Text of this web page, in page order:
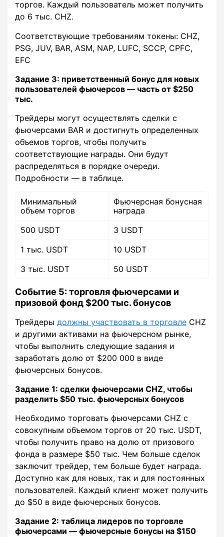
торгов. Каждый пользователь может получить
до 6 тыс. CHZ.
Соответствующие требованиям токены: CHZ,
PSG, JUV, BAR, ASM, NAP, LUFC, SCCP, CPFC,
EFC
Задание 3: приветственный бонус для новых
пользователей фьючерсов — часть от $250
тыс.
Трейдеры могут осуществлять сделки с
фьючерсами BAR и достигнуть определенных
объемов торгов, чтобы получить
соответствующие награды. Они будут
распределяться в порядке очереди.
Подробности — в таблице.
Минимальный
объем торгов
Фьючерсная бонусная
награда
500 USDT
3 USDT
1 тыс. USDT
10 USDT
3 тыс. USDT
50 USDT
Событие 5: торговля фьючерсами и
призовой фонд $200 тыс. бонусов
Трейдеры должны участвовать в торговле CHZ
и другими активами на фьючерсном рынке,
чтобы выполнить следующие задания и
заработать долю от $200 000 в виде
фьючерсных бонусов.
Задание 1: сделки фьючерсами CHZ, чтобы
разделить $50 тыс. фьючерсных бонусов
Необходимо торговать фьючерсами CHZ с
совокупным объемом торгов от 20 тыс. USDT,
чтобы получить право на долю от призового
фонда в размере $50 тыс. Чем больше сделок
заключит трейдер, тем больше будет награда.
Доступно как для новых, так и для постоянных
пользователей. Каждый клиент может получить
до $50 в виде фьючерсных бонусов.
Задание 2: таблица лидеров по торговле
фьючерсами — фьючерсные бонусы на $150